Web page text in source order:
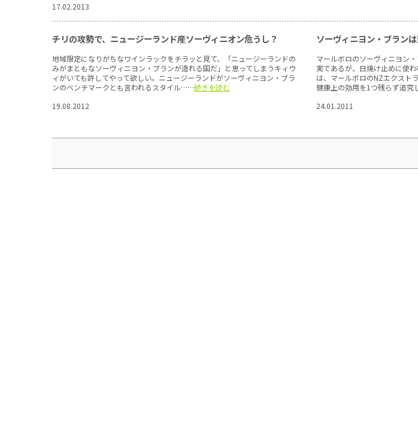
17.02.2013
チリの攻勢で、ニュージーランド産ソーヴィニオン危うし？
地域限定になりがちなワインラックをチラッと見て、「ニュージーランドの
みがまともなソーヴィニヨン・ブランが造れる国だ」と思ってしまうキィウ
ィがいても許してやって欲しい。ニュージーランドがソーヴィニヨン・ブラ
ンのベンチマークとも言われるスタイル……続きを読む
19.08.2012
ソーヴィニヨン・ブラン
マールボロのソーヴィニヨン
実であるが、日焼け止めに使
は、マールボロのNZエクスト
健康上の効用を1つ残らず追
24.01.2011